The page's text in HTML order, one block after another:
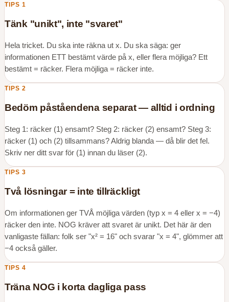
TIPS 1
Tänk "unikt", inte "svaret"
Hela tricket. Du ska inte räkna ut x. Du ska säga: ger
informationen ETT bestämt värde på x, eller flera möjliga? Ett
bestämt = räcker. Flera möjliga = räcker inte.
TIPS 2
Bedöm påståendena separat — alltid i ordning
Steg 1: räcker (1) ensamt? Steg 2: räcker (2) ensamt? Steg 3:
räcker (1) och (2) tillsammans? Aldrig blanda — då blir det fel.
Skriv ner ditt svar för (1) innan du läser (2).
TIPS 3
Två lösningar = inte tillräckligt
Om informationen ger TVÅ möjliga värden (typ x = 4 eller x = −4)
räcker den inte. NOG kräver att svaret är unikt. Det här är den
vanligaste fällan: folk ser "x² = 16" och svarar "x = 4", glömmer att
−4 också gäller.
TIPS 4
Träna NOG i korta dagliga pass